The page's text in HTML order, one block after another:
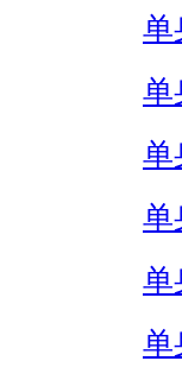
单
单
单
单
单
单